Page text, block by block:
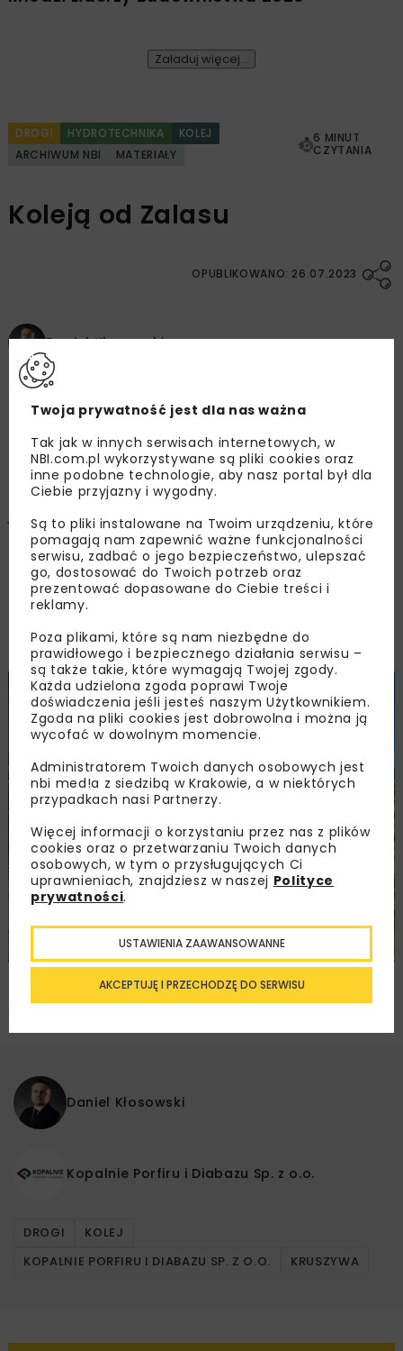
Załaduj więcej...
DROGI HYDROTECHNIKA
KOLEJ
ARCHIWUM NBI
MATERIAŁY
6 MINUT
CZYTANIA
Koleją od Zalasu
OPUBLIKOWANO: 26.07.2023
Daniel Kłosowski
Kopalnie Porfiru i Diabazu Sp. z o.o.
Na południu Polski, pomiędzy Krakowem a
Katowicami, znajduje się kopalnia, której
jednym z podstawowych produktów jest
materiał wykorzystywany do budowy
kolejowych szlaków komunikacyjnych. Porfir z
Zalasu. Słowa znane niemal wszystkim
prowadzącym prace na liniach kolejowych.
Synonim jakości i solidności. Jakość kruszywa i
solidność współpracy.
Daniel Kłosowski
Kopalnie Porfiru i Diabazu Sp. z o.o.
DROGI
KOLEJ
KOPALNIE PORFIRU I DIABAZU SP. Z O.O.
KRUSZYWA
Twoja prywatność jest dla nas ważna
Tak jak w innych serwisach internetowych, w
NBI.com.pl wykorzystywane są pliki cookies oraz
inne podobne technologie, aby nasz portal był dla
Ciebie przyjazny i wygodny.
Są to pliki instalowane na Twoim urządzeniu, które
pomagają nam zapewnić ważne funkcjonalności
serwisu, zadbać o jego bezpieczeństwo, ulepszać
go, dostosować do Twoich potrzeb oraz
prezentować dopasowane do Ciebie treści i
reklamy.
Poza plikami, które są nam niezbędne do
prawidłowego i bezpiecznego działania serwisu –
są także takie, które wymagają Twojej zgody.
Każda udzielona zgoda poprawi Twoje
doświadczenia jeśli jesteś naszym Użytkownikiem.
Zgoda na pliki cookies jest dobrowolna i można ją
wycofać w dowolnym momencie.
Administratorem Twoich danych osobowych jest
nbi med!a z siedzibą w Krakowie, a w niektórych
przypadkach nasi Partnerzy.
Więcej informacji o korzystaniu przez nas z plików
cookies oraz o przetwarzaniu Twoich danych
osobowych, w tym o przysługujących Ci
uprawnieniach, znajdziesz w naszej Polityce
prywatności.
AKCEPTUJĘ I PRZECHODZĘ DO SERWISU
USTAWIENIA ZAAWANSOWANNE